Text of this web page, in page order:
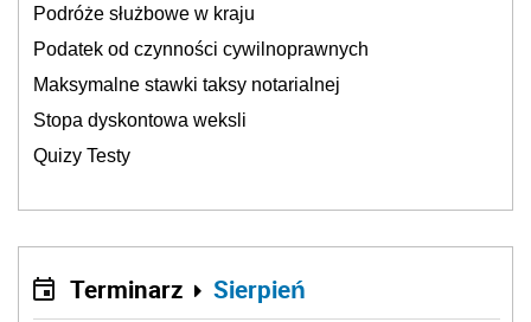
Podróże służbowe w kraju
Podatek od czynności cywilnoprawnych
Maksymalne stawki taksy notarialnej
Stopa dyskontowa weksli
Quizy Testy
Terminarz Sierpień